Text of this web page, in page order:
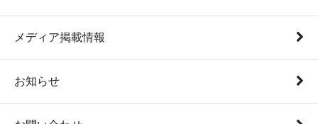
メディア掲載情報
お知らせ